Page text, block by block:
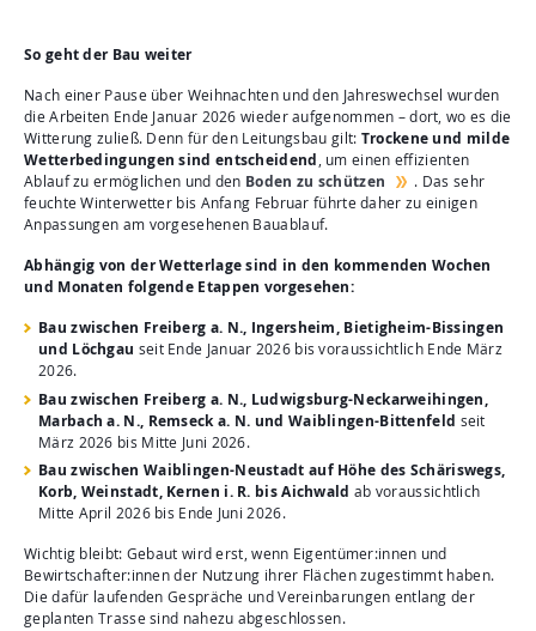
So geht der Bau weiter
Nach einer Pause über Weihnachten und den Jahreswechsel wurden
die Arbeiten Ende Januar 2026 wieder aufgenommen – dort, wo es die
Witterung zuließ. Denn für den Leitungsbau gilt: Trockene und milde
Wetterbedingungen sind entscheidend, um einen effizienten
Ablauf zu ermöglichen und den Boden zu schützen
. Das sehr
feuchte Winterwetter bis Anfang Februar führte daher zu einigen
Anpassungen am vorgesehenen Bauablauf.
Abhängig von der Wetterlage sind in den kommenden Wochen
und Monaten folgende Etappen vorgesehen:
Bau zwischen Freiberg a. N., Ingersheim, Bietigheim-Bissingen
und Löchgau seit Ende Januar 2026 bis voraussichtlich Ende März
2026.
Bau zwischen Freiberg a. N., Ludwigsburg-Neckarweihingen,
Marbach a. N., Remseck a. N. und Waiblingen-Bittenfeld seit
März 2026 bis Mitte Juni 2026.
Bau zwischen Waiblingen-Neustadt auf Höhe des Schäriswegs,
Korb, Weinstadt, Kernen i. R. bis Aichwald ab voraussichtlich
Mitte April 2026 bis Ende Juni 2026.
Wichtig bleibt: Gebaut wird erst, wenn Eigentümer:innen und
Bewirtschafter:innen der Nutzung ihrer Flächen zugestimmt haben.
Die dafür laufenden Gespräche und Vereinbarungen entlang der
geplanten Trasse sind nahezu abgeschlossen.